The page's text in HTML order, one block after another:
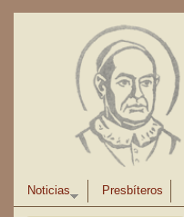
Pasar al contenido principal
Noticias Presbíteros